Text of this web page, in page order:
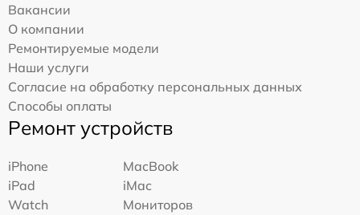
Вакансии
О компании
Ремонтируемые модели
Наши услуги
Согласие на обработку персональных данных
Способы оплаты
Ремонт устройств
iPhone
MacBook
iPad
iMac
Watch
Мониторов